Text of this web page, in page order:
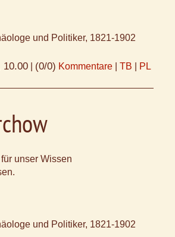
und Politiker, 1821-1902
10.00 (0/0) Kommentare TB PL
unser Wissen
und Politiker, 1821-1902